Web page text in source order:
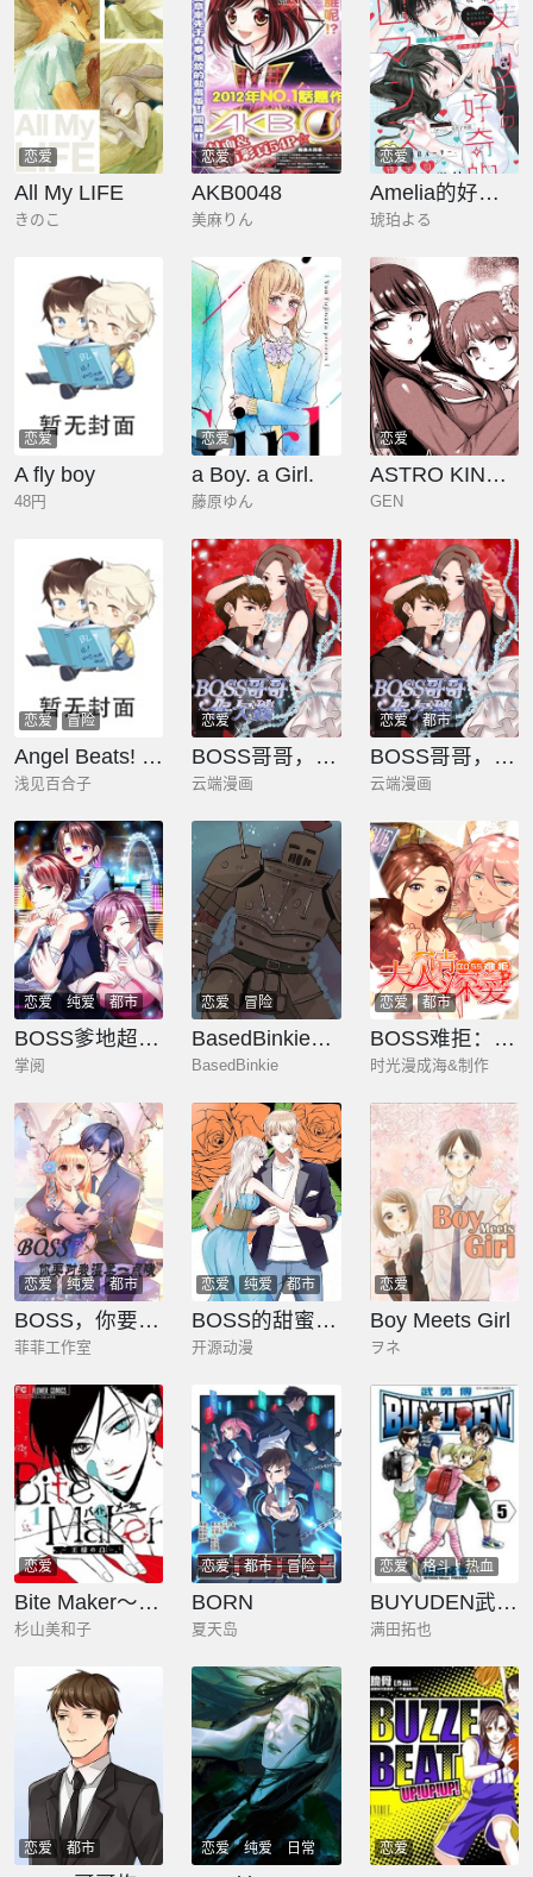
恋爱
All My LIFE
きのこ
恋爱
AKB0048
美麻りん
恋爱
Amelia的好奇罗曼史
琥珀よる
恋爱
A fly boy
48円
恋爱
a Boy. a Girl.
藤原ゆん
恋爱
ASTRO KING 勇者召唤却被认定为下级的我只好建立女仆后宫了！
GEN
恋爱 冒险
Angel Beats! 天堂之门
浅见百合子
恋爱
BOSS哥哥，你欠揍！
云端漫画
恋爱 都市
BOSS哥哥，你欠揍
云端漫画
恋爱 纯爱 都市
BOSS爹地超给力
掌阅
恋爱 冒险
BasedBinkie老师推特短篇合集
BasedBinkie
恋爱 都市
BOSS难拒：夫人，请深爱！
时光漫成海&制作
恋爱 纯爱 都市
BOSS，你要对我温柔一点哦
菲菲工作室
恋爱 纯爱 都市
BOSS的甜蜜萌妻
开源动漫
恋爱
Boy Meets Girl
ヲネ
恋爱
Bite Maker～王者之Ω～
杉山美和子
恋爱 都市 冒险
BORN
夏天岛
恋爱 格斗 热血
BUYUDEN武勇传
满田拓也
恋爱 都市 恋爱 纯爱
日常
剧情
悬疑
恋爱